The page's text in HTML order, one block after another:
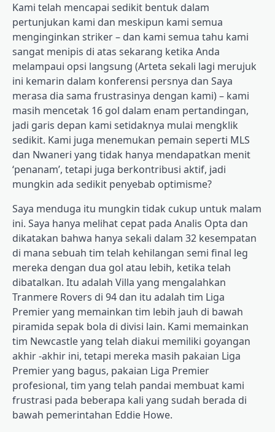
Kami telah mencapai sedikit bentuk dalam
pertunjukan kami dan meskipun kami semua
menginginkan striker – dan kami semua tahu kami
sangat menipis di atas sekarang ketika Anda
melampaui opsi langsung (Arteta sekali lagi merujuk
ini kemarin dalam konferensi persnya dan Saya
merasa dia sama frustrasinya dengan kami) – kami
masih mencetak 16 gol dalam enam pertandingan,
jadi garis depan kami setidaknya mulai mengklik
sedikit. Kami juga menemukan pemain seperti MLS
dan Nwaneri yang tidak hanya mendapatkan menit
‘penanam’, tetapi juga berkontribusi aktif, jadi
mungkin ada sedikit penyebab optimisme?
Saya menduga itu mungkin tidak cukup untuk malam
ini. Saya hanya melihat cepat pada Analis Opta dan
dikatakan bahwa hanya sekali dalam 32 kesempatan
di mana sebuah tim telah kehilangan semi final leg
mereka dengan dua gol atau lebih, ketika telah
dibatalkan. Itu adalah Villa yang mengalahkan
Tranmere Rovers di 94 dan itu adalah tim Liga
Premier yang memainkan tim lebih jauh di bawah
piramida sepak bola di divisi lain. Kami memainkan
tim Newcastle yang telah diakui memiliki goyangan
akhir -akhir ini, tetapi mereka masih pakaian Liga
Premier yang bagus, pakaian Liga Premier
profesional, tim yang telah pandai membuat kami
frustrasi pada beberapa kali yang sudah berada di
bawah pemerintahan Eddie Howe.